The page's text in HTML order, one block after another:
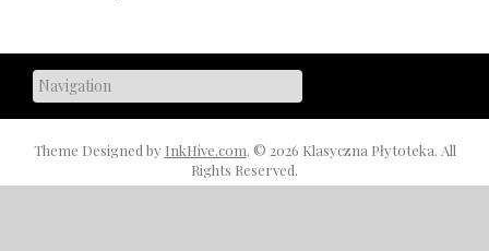
Theme Designed by InkHive.com. © 2026 Klasyczna Płytoteka. All
Rights Reserved.